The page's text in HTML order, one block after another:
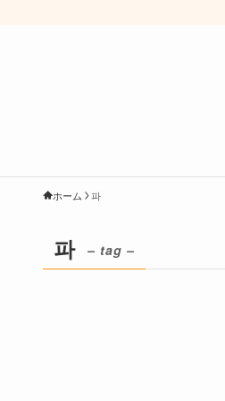
ホーム 파
파 – tag –